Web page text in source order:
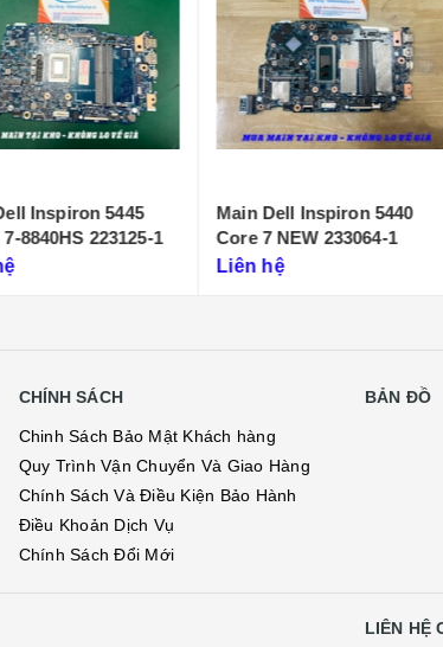
Dell Inspiron 5440
7 NEW 233064-1
Mainboard Dell G15 5520
Core i7 12th RTX 3050 LA-
655P
Liên hệ
CHÍNH SÁCH
Chinh Sách Bảo Mật Khách hàng
Quy Trình Vận Chuyển Và Giao Hàng
Chính Sách Và Điều Kiện Bảo Hành
Điều Khoản Dịch Vụ
Chính Sách Đổi Mới
BẢN ĐỒ